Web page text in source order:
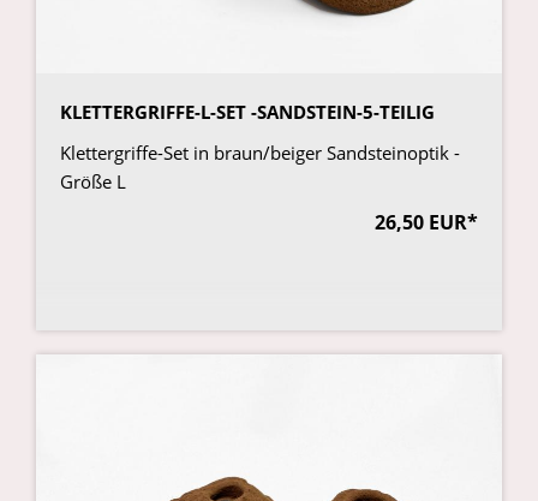
KLETTERGRIFFE-L-SET -SANDSTEIN-5-TEILIG
Klettergriffe-Set in braun/beiger Sandsteinoptik -
Größe L
26,50 EUR*